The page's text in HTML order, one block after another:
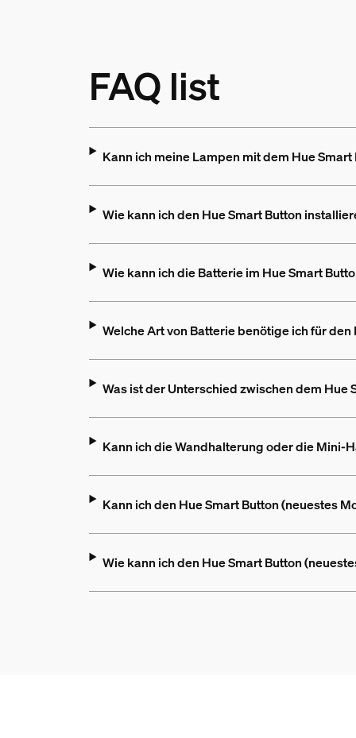
FAQ list
Kann ich meine Lampen mit dem Hue
Wie kann ich den Hue Smart Button
Wie kann ich die Batterie im Hue Smart
Welche Art von Batterie benötige ich für den
Was ist der Unterschied zwischen dem
Kann ich die Wandhalterung oder die Mini-
Kann ich den Hue Smart Button (neuestes
Wie kann ich den Hue Smart Button